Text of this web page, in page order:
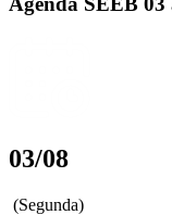
03/08
(Segunda)